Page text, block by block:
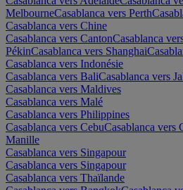
MelbourneCasablanca vers Perth
Casablanca vers Chine
Casablanca vers CantonCasablanca
PékinCasablanca vers Shanghai
Casablanca vers Indonésie
Casablanca vers BaliCasablanca vers
Casablanca vers Maldives
Casablanca vers Malé
Casablanca vers Philippines
Casablanca vers CebuCasablanca vers
Manille
Casablanca vers Singapour
Casablanca vers Singapour
Casablanca vers Thaïlande